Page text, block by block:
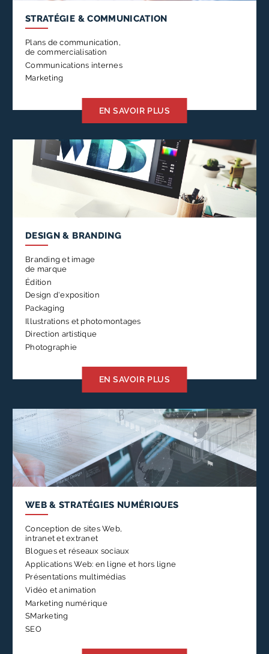
innover
STRATÉGIE & COMMUNICATION
Plans de communication,
de commercialisation
Communications internes
Marketing
EN SAVOIR PLUS
DESIGN& BRANDING
Branding et image
de marque
Édition
Design d'exposition
Packaging
Illustrations et photomontages
Direction artistique
Photographie
EN SAVOIR PLUS
WEB &STRATÉGIES NUMÉRIQUES
Conception de sites Web,
intranet et extranet
Blogues et réseaux sociaux
Applications Web: en ligne et hors ligne
Présentations multimédias
Vidéo et animation
Marketing numérique
SMarketing
SEO